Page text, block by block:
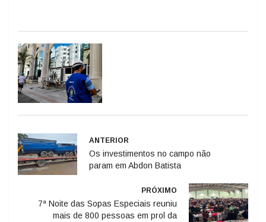
ANTERIOR
Os investimentos no campo não
param em Abdon Batista
PRÓXIMO
7ª Noite das Sopas Especiais reuniu
mais de 800 pessoas em prol da